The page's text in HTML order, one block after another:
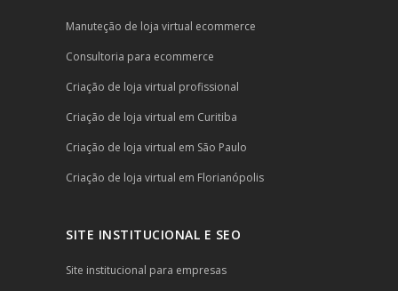
Manuteção de loja virtual ecommerce
Consultoria para ecommerce
Criação de loja virtual profissional
Criação de loja virtual em Curitiba
Criação de loja virtual em São Paulo
Criação de loja virtual em Florianópolis
SITE INSTITUCIONAL E SEO
Site institucional para empresas